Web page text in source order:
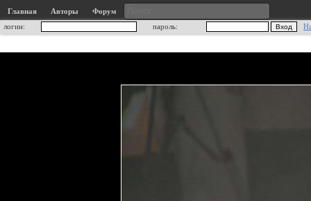
Главная Авторы
Форум
логин:
пароль: